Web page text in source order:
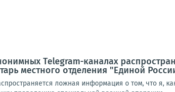
Telegram-каналах
местного отделения "Единой
ложная информация о том, что я,